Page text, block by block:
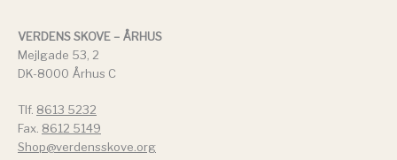
VERDENS SKOVE – ÅRHUS
Mejlgade 53, 2
DK-8000 Århus C
Tlf. 8613 5232
Fax. 8612 5149
Shop@verdensskove.org